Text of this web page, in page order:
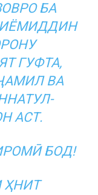
БА
ГУФТА,
ВА
АСТ.
БОД!
ҲНИТ